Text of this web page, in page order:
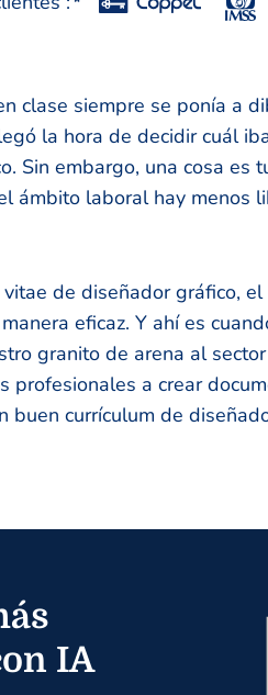
clase siempre se ponía a
la hora de decidir cuál
Sin embargo, una cosa es
ámbito laboral hay menos
de diseñador gráfico,
eficaz. Y ahí es
granito de arena al
profesionales a crear
buen currículum de
IA